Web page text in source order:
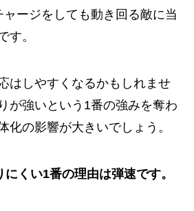
ャージをしても動き回る敵に当
す。
はしやすくなるかもしれませ
が強いという1番の強みを奪わ
化の影響が大きいでしょう。
くい1番の理由は弾速です。